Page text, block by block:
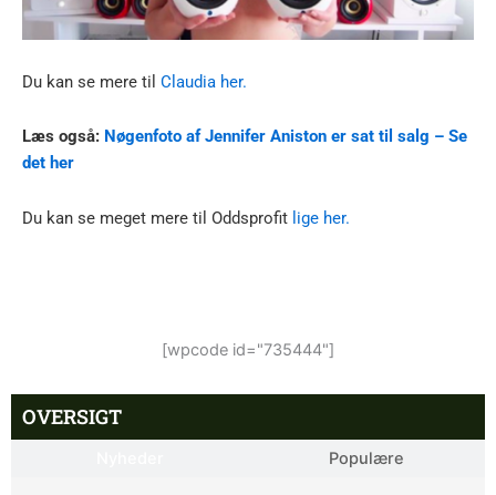
Du kan se mere til Claudia her.
Læs også: Nøgenfoto af Jennifer Aniston er sat til salg – Se
det her
Du kan se meget mere til Oddsprofit lige her.
[wpcode id="735444"]
OVERSIGT
Populære